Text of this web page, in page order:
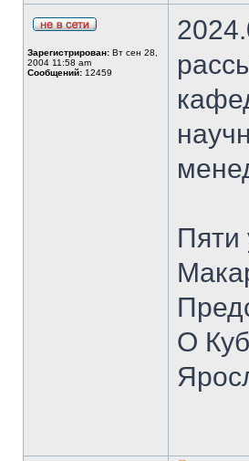
Зарегистрирован: Вт сен 28,
2004 11:58 am
Сообщений: 12459
Пяти
О